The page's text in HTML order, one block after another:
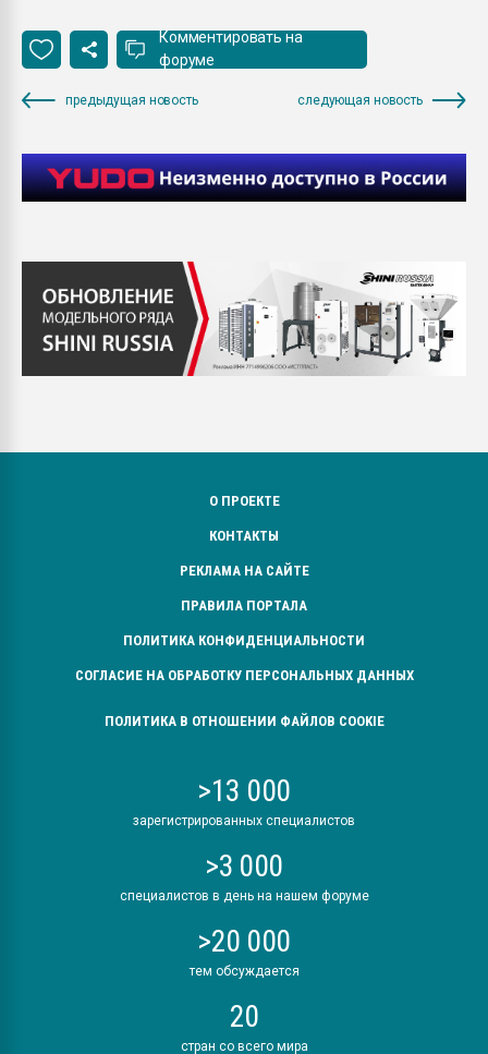
Комментировать на
форуме
предыдущая новость следующая новость
О ПРОЕКТЕ
КОНТАКТЫ
РЕКЛАМА НА САЙТЕ
ПРАВИЛА ПОРТАЛА
ПОЛИТИКА КОНФИДЕНЦИАЛЬНОСТИ
СОГЛАСИЕ НА ОБРАБОТКУ ПЕРСОНАЛЬНЫХ ДАННЫХ
ПОЛИТИКА В ОТНОШЕНИИ ФАЙЛОВ COOKIE
>13 000
зарегистрированных специалистов
>3 000
специалистов в день на нашем форуме
>20 000
тем обсуждается
20
стран со всего мира